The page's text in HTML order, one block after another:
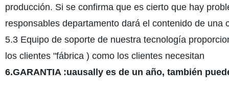
producción. Si se confirma que es cierto que hay
responsables departamento dará el contenido de
5.3 Equipo de soporte de nuestra tecnología
los clientes "fábrica ) como los clientes necesitan
6.GARANTIA :uausally es de un año, también